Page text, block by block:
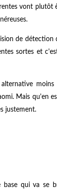
vont plutôt
de détection
sortes et
moins
Mais qu'en
justement.
base qui va se